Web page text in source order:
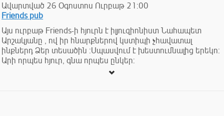
Ավարտված 26 Օգոստոս Ուրբաթ 21:00
Friends pub
Այս ուրբաթ Friends-ի հյուրն է իլյուզիոնիստ Նահապետ
Արշակյանը , ով իր հնարքներով կստիպի չհավատալ
ինքներդ Ձեր տեսածին :Սպասվում է խեստումնալից երեկո:
Արի որպես հյուր, գնա որպես ընկեր: